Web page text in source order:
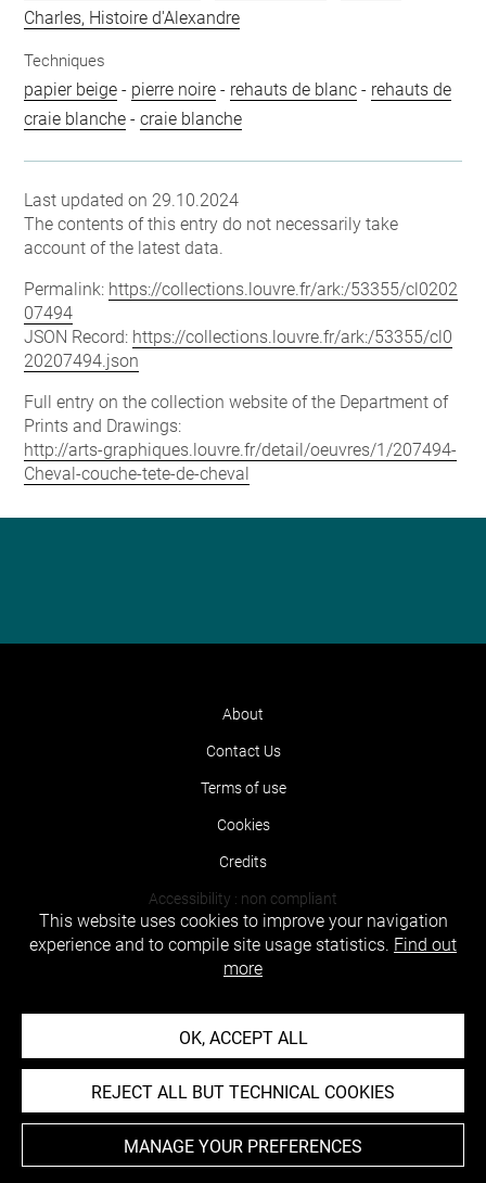
Charles, Histoire d'Alexandre
Techniques
papier beige - pierre noire - rehauts de blanc - rehauts de
craie blanche -craie blanche
Last updated on 29.10.2024
The contents of this entry do not necessarily take
account of the latest data.
Permalink: https://collections.louvre.fr/ark:/53355/cl0202
07494
JSON Record: https://collections.louvre.fr/ark:/53355/cl0
20207494.json
Full entry on the collection website of the Department of
Prints and Drawings:
http://arts-graphiques.louvre.fr/detail/oeuvres/1/207494-
Cheval-couche-tete-de-cheval
About
Contact Us
Terms of use
Cookies
Credits
Accessibility : non compliant
This website uses cookies to improve your navigation
experience and to compile site usage statistics. Find out
more
OK, ACCEPT ALL
REJECT ALL BUT TECHNICAL COOKIES
MANAGE YOUR PREFERENCES